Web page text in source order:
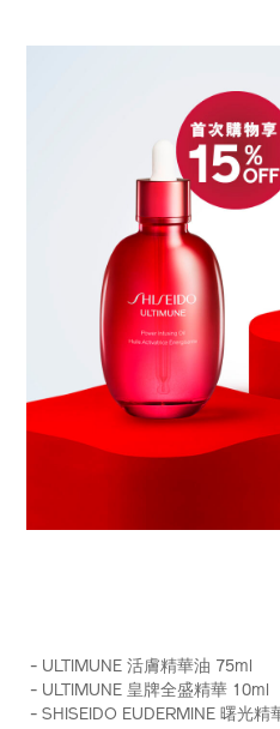
hk%24890%29-
Z12074_hk.html
編
號：
Z12074_hk
- ULTIMUNE 活膚精華油 75ml
- ULTIMUNE 皇牌全盛精華 10ml
- SHISEIDO EUDERMINE 曙光精